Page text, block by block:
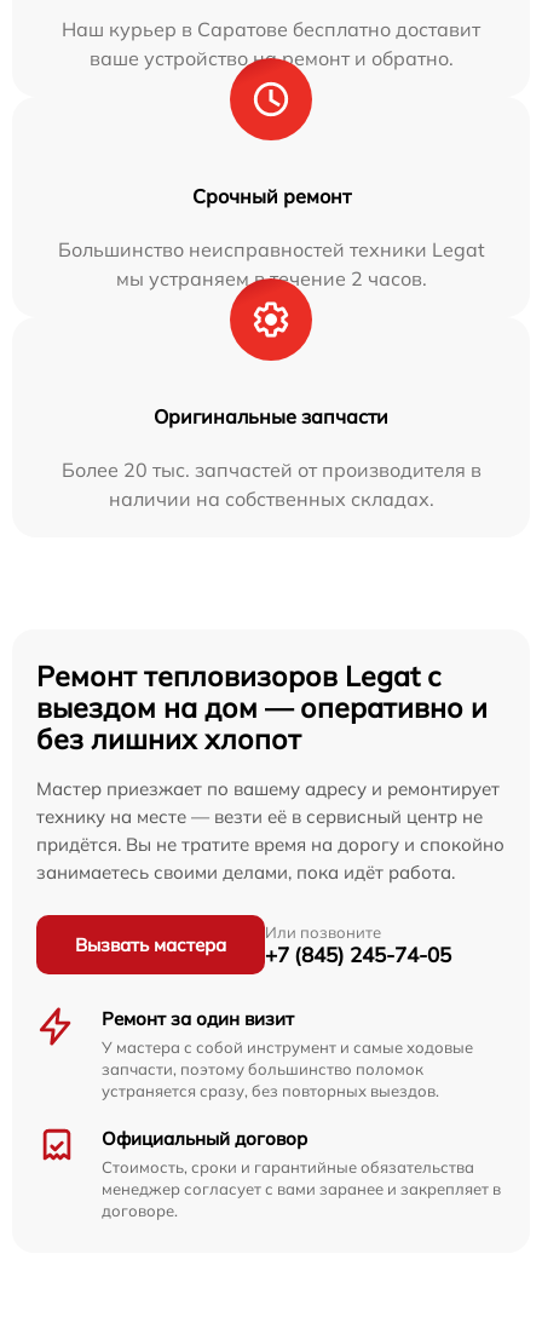
Наш курьер в Саратове бесплатно доставит
ваше устройство на ремонт и обратно.
Срочный ремонт
Большинство неисправностей техники Legat
мы устраняем в течение 2 часов.
Оригинальные запчасти
Более 20 тыс. запчастей от производителя в
наличии на собственных складах.
Ремонт тепловизоров Legat с
выездом на дом — оперативно и
без лишних хлопот
Мастер приезжает по вашему адресу и ремонтирует
технику на месте — везти её в сервисный центр не
придётся. Вы не тратите время на дорогу и спокойно
занимаетесь своими делами, пока идёт работа.
Вызвать мастера
Или позвоните
+7 (845) 245-74-05
Ремонт за один визит
У мастера с собой инструмент и самые ходовые
запчасти, поэтому большинство поломок
устраняется сразу, без повторных выездов.
Официальный договор
Стоимость, сроки и гарантийные обязательства
менеджер согласует с вами заранее и закрепляет в
договоре.